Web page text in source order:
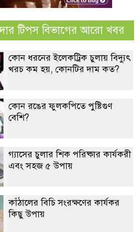
টিপস বিভাগের আরো খবর
কোন ধরনের ইলেকট্রিক চুলায় বিদ্যুৎ
খরচ কম হয়, কোনটির দাম কত?
কোন রঙের ফুলকপিতে পুষ্টিগুণ
বেশি?
গ্যাসের চুলার শিক পরিষ্কার কার্যকরী
এবং সহজ ৫ উপায়
কাঁঠালের বিচি সংরক্ষণের কার্যকর
কিছু উপায়